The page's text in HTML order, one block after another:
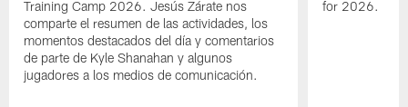
Training Camp 2026. Jesús Zárate nos
comparte el resumen de las actividades, los
momentos destacados del día y comentarios
de parte de Kyle Shanahan y algunos
jugadores a los medios de comunicación.
for 2026.